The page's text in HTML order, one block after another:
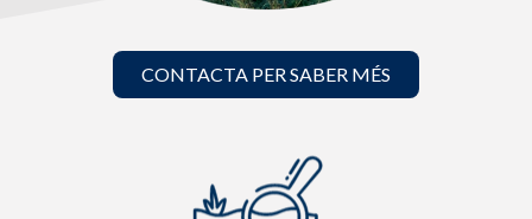
CONTACTA PER SABER MÉS